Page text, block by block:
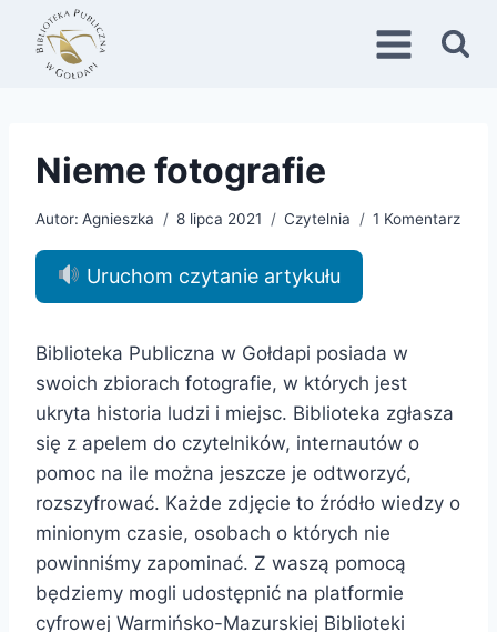
Przejdź
treści
Nieme fotografie
Autor: Agnieszka 8 lipca 2021 Czytelnia 1 Komentarz
Uruchom czytanie artykułu
Biblioteka Publiczna w Gołdapi posiada w
swoich zbiorach fotografie, w których jest
ukryta historia ludzi i miejsc. Biblioteka zgłasza
się z apelem do czytelników, internautów o
pomoc na ile można jeszcze je odtworzyć,
rozszyfrować. Każde zdjęcie to źródło wiedzy o
minionym czasie, osobach o których nie
powinniśmy zapominać. Z waszą pomocą
będziemy mogli udostępnić na platformie
cyfrowej Warmińsko-Mazurskiej Biblioteki